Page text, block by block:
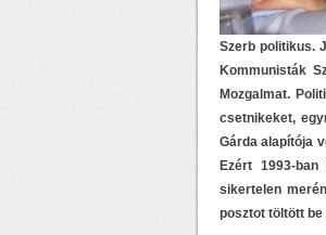
Szerb politikus.
Kommunisták
Mozgalmat.
csetnikeket,
Gárda alapítója
Ezért 1993-
sikertelen
posztot töltött be